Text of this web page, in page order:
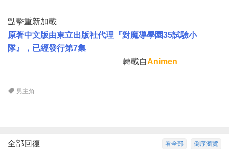
點擊重新加載
原著中文版由東立出版社代理『對魔導學園35試驗小
隊』，已經發行第7集
轉載自Animen
男主角
倒序瀏覽
看全部
全部回復